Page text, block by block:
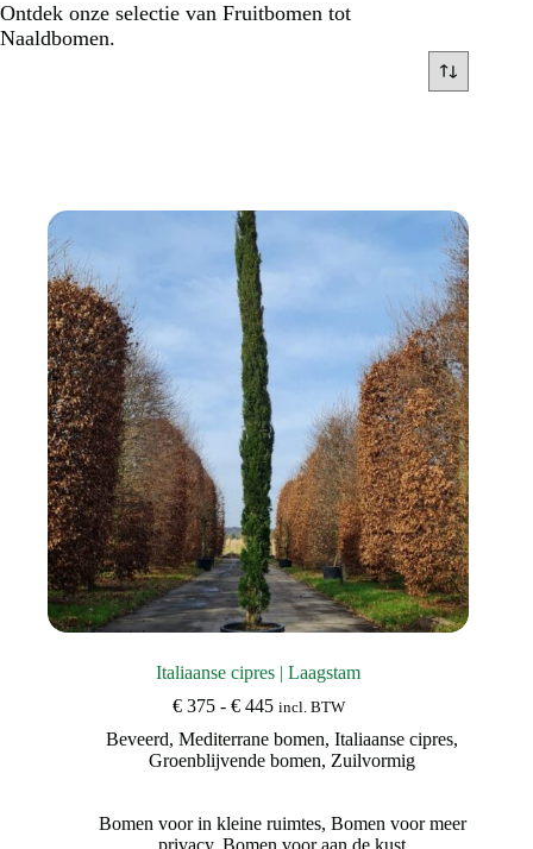
Ontdek onze selectie van Fruitbomen tot
Naaldbomen.
Italiaanse cipres | Laagstam
€375 - €445Prijsklasse:
tot
€ 445
incl. BTW
Beveerd,Mediterrane bomen,Italiaanse cipres,
Groenblijvende bomen, Zuilvormig
Bomen voor in kleine ruimtes, Bomen voor meer
privacy,Bomen voor aan de kust